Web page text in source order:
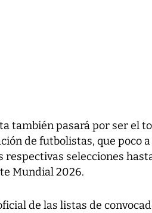
también pasará por ser el
de futbolistas, que poco
respectivas selecciones
Mundial 2026.
de las listas de